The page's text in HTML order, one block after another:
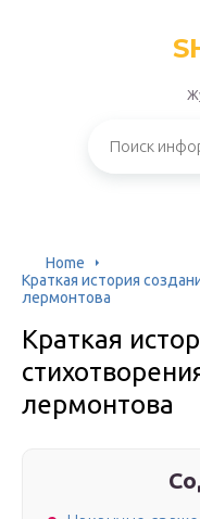
Home
Краткая история
лермонтова
Краткая
лермонтова